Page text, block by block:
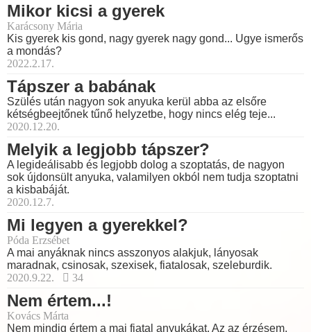
Mikor kicsi a gyerek
Karácsony Mária
Kis gyerek kis gond, nagy gyerek nagy gond... Ugye ismerős
a mondás?
2022.2.17.
Tápszer a babának
Szülés után nagyon sok anyuka kerül abba az elsőre
kétségbeejtőnek tűnő helyzetbe, hogy nincs elég teje...
2020.12.20.
Melyik a legjobb tápszer?
A legideálisabb és legjobb dolog a szoptatás, de nagyon
sok újdonsült anyuka, valamilyen okból nem tudja szoptatni
a kisbabáját.
2020.12.7.
Mi legyen a gyerekkel?
Póda Erzsébet
A mai anyáknak nincs asszonyos alakjuk, lányosak
maradnak, csinosak, szexisek, fiatalosak, szeleburdik.
2020.9.22.
34
Nem értem...!
Kovács Márta
Nem mindig értem a mai fiatal anyukákat. Az az érzésem,